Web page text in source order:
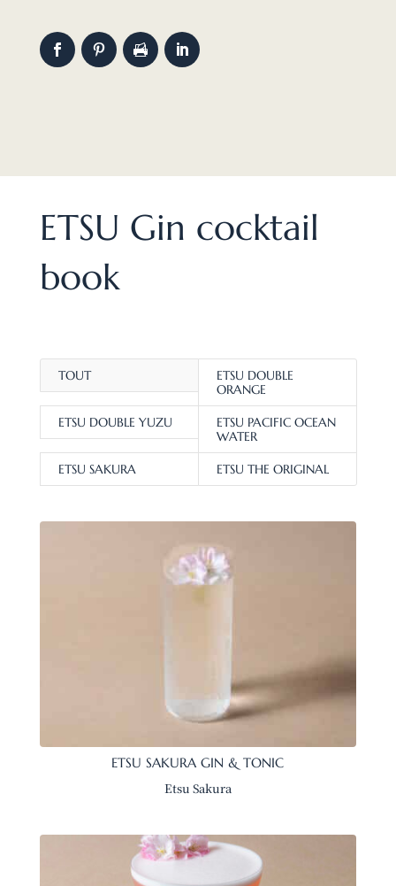
ETSU Gin cocktail
book
TOUT
ETSU DOUBLE
ORANGE
ETSU DOUBLE YUZU
ETSU PACIFIC OCEAN
WATER
ETSU SAKURA ETSU THE ORIGINAL
ETSU SAKURA GIN & TONIC
Etsu Sakura